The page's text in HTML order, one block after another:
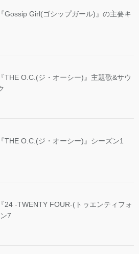
Gossip Girl(ゴシップガール)』の主要キ
THE O.C.(ジ・オーシー)』主題歌&サウ
THE O.C.(ジ・オーシー)』シーズン1
24 -TWENTY FOUR-(トゥエンティフォ
7